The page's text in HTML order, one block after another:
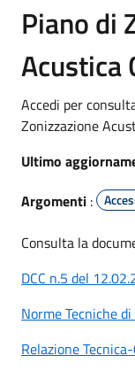
Piano di
Acustica
Accedi per
Zonizzazione
Ultimo
Argomenti :
Consulta la
DCC n.5 del
Norme Tecniche
Relazione